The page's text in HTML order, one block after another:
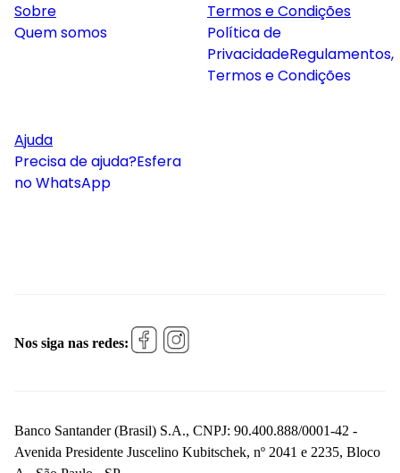
Sobre
Quem somos
Termos e Condições
Política de
PrivacidadeRegulamentos,
Termos e Condições
Ajuda
Precisa de ajuda?Esfera
no WhatsApp
Nos siga nas redes:
Banco Santander (Brasil) S.A., CNPJ: 90.400.888/0001-42 -
Avenida Presidente Juscelino Kubitschek, nº 2041 e 2235, Bloco